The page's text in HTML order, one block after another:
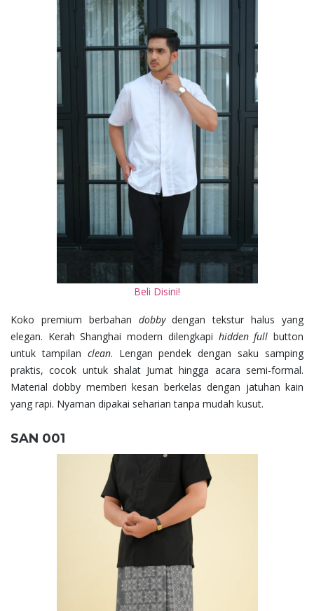
Beli Disini!
Koko premium berbahan dobbydengan tekstur halus yang
elegan. Kerah Shanghai modern dilengkapi hidden full button
untuk tampilan clean. Lengan pendek dengan saku samping
praktis, cocok untuk shalat Jumat hingga acara semi-formal.
Material dobby memberi kesan berkelas dengan jatuhan kain
yang rapi. Nyaman dipakai seharian tanpa mudah kusut.
SAN 001